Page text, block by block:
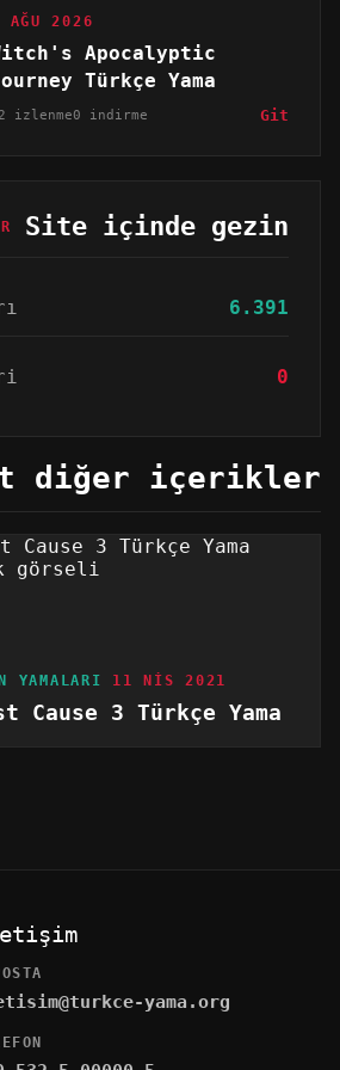
AĞU 2026
Apocalyptic
Türkçe Yama
izlenme0 indirme Git
Site içinde gezin
6.391
0
diğer içerikler
YAMALARI 11 NIS 2021
Cause 3 Türkçe Yama
yama.org